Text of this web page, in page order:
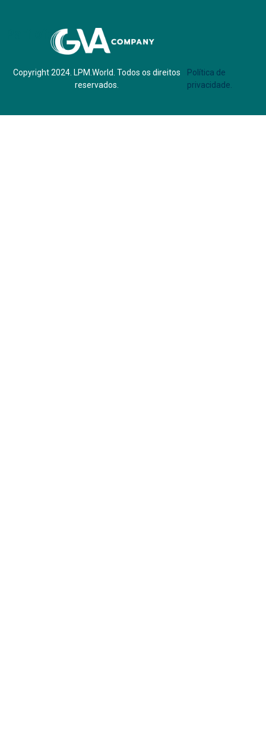
Copyright 2024. LPM.World. Todos os direitos
reservados.
Política de
privacidade.